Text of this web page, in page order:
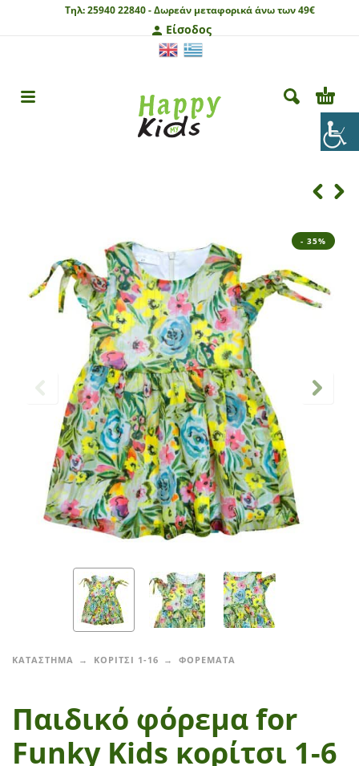
Τηλ:25940 22840 -Δωρεάν μεταφορικά άνω των 49€
Είσοδος
- 35%
ΚΑΤΑΣΤΗΜΑ ΚΟΡΙΤΣΙ 1-16 ΦΟΡΕΜΑΤΑ
Παιδικό φόρεμα for
Funky Kids κορίτσι 1-6